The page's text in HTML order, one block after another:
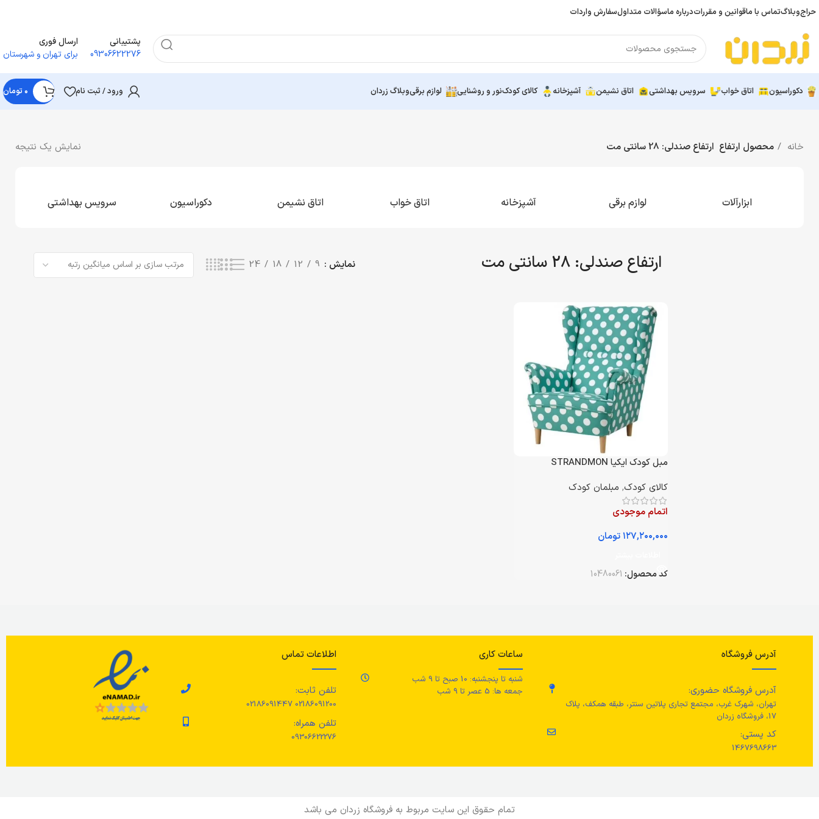
حراجوبلاگتماس با ماقوانین و مقرراتدرباره ماسؤالات متداولسفارش واردات
پشتیبانی
09306622276
ارسال فوری
برای تهران و شهرستان
دکوراسیون اتاق خواب سرویس بهداشتی اتاق نشیمن آشپزخانه کالای کودکنور و روشنایی لوازم برقیوبلاگ زردان ورود / ثبت نام ۰تومان
خانه محصول ارتفاع ارتفاع صندلی: 28 سانتی مت نمایش یک نتیجه
ابزارآلات لوازم برقی آشپزخانه اتاق خواب اتاق نشیمن دکوراسیون سرویس بهداشتی
ارتفاع صندلی: 28 سانتی مت نمایش 9
12
18
24
مبل کودک ایکیا STRANDMON
کالای کودک, مبلمان کودک
اتمام موجودی
تومان
کد محصول: 10480061
آدرس فروشگاه
آدرس فروشگاه حضوری:
تهران، شهرک غرب، مجتمع تجاری پلاتین سنتر، طبقه همکف، پلاک
17، فروشگاه زردان
کد پستی:
1467698663
ساعات کاری
شنبه تا پنجشنبه: 10 صبح تا 9 شب
جمعه ها: 5 عصر تا 9 شب
اطلاعات تماس
تلفن ثابت:
02186091200 02186091447
تلفن همراه:
09306622276
تمام حقوق این سایت مربوط به فروشگاه زردان می باشد